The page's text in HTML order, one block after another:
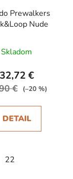
Prewalkers
Nude
Skladom
32,72 €
€ (–20 %)
DETAIL
22